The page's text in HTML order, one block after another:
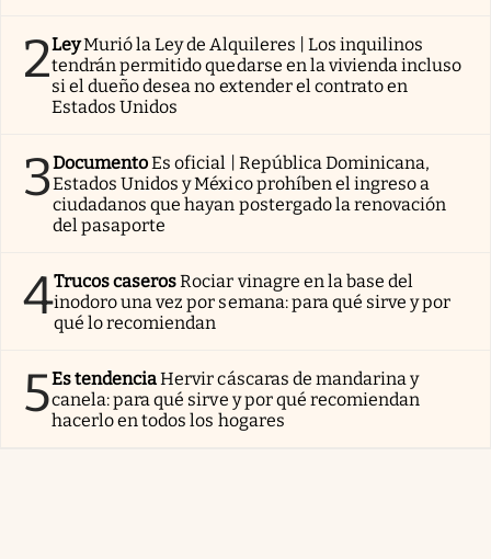
2LeyMurió la Ley de Alquileres | Los inquilinos
tendrán permitido quedarse en la vivienda incluso
si el dueño desea no extender el contrato en
Estados Unidos
3DocumentoEs oficial | República Dominicana,
Estados Unidos y México prohíben el ingreso a
ciudadanos que hayan postergado la renovación
del pasaporte
4Trucos caserosRociar vinagre en la base del
inodoro una vez por semana: para qué sirve y por
qué lo recomiendan
5Es tendenciaHervir cáscaras de mandarina y
canela: para qué sirve y por qué recomiendan
hacerlo en todos los hogares